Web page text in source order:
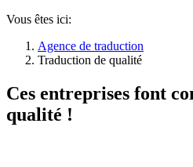
Vous êtes ici:
Agence de traduction
Traduction de qualité
Ces entreprises font
qualité !